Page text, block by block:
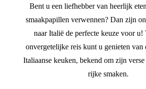
Bent u een liefhebber van heerlijk
smaakpapillen verwennen? Dan zijn
naar Italië de perfecte keuze voor u!
onvergetelijke reis kunt u genieten van
Italiaanse keuken, bekend om zijn
rijke smaken.